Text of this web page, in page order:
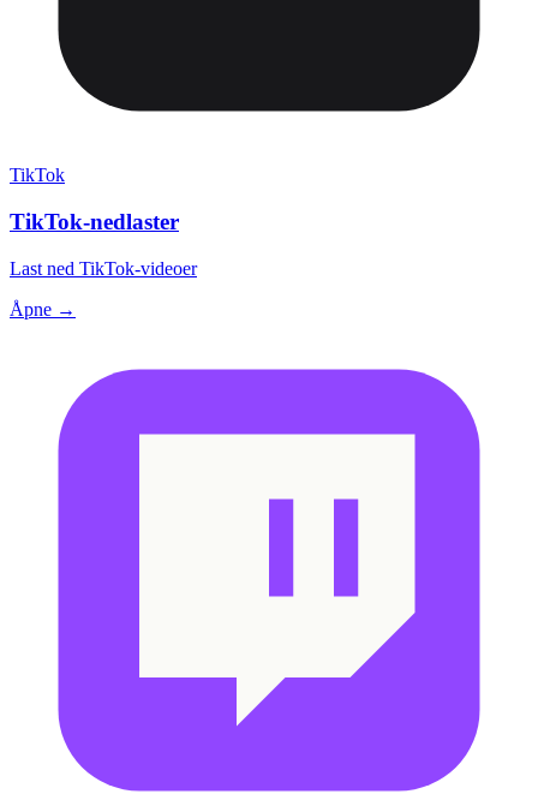
TikTok
TikTok-nedlaster
Last ned TikTok-videoer
Åpne →